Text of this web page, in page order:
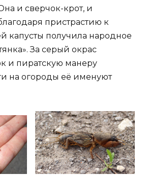
и сверчок-крот, и
пристрастию к
капусты получила народное
За серый окрас
и пиратскую манеру
на огороды её именуют